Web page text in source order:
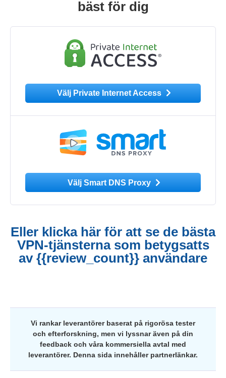
bäst för dig
Välj Private Internet Access
Välj Smart DNS Proxy
Eller klicka här för att se de bästa
VPN-tjänsterna som betygsatts
av {{review_count}} användare
Vi rankar leverantörer baserat på rigorösa tester
och efterforskning, men vi lyssnar även på din
feedback och våra kommersiella avtal med
leverantörer. Denna sida innehåller partnerlänkar.